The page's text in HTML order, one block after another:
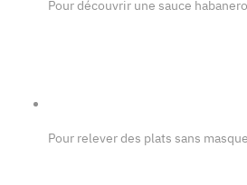
Pour découvrir une sauce
Pour relever des plats sans